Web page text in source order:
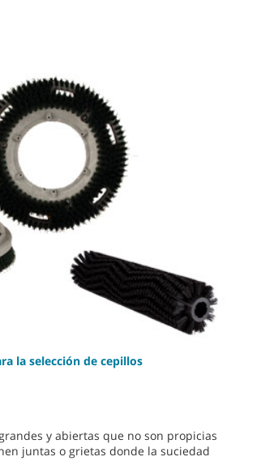
la selección de cepillos
y abiertas que no son propicias
juntas o grietas donde la suciedad